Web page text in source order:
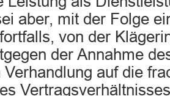
aber, mit der Folge
von der
der Annahme
auf die